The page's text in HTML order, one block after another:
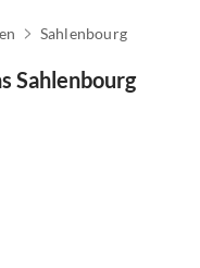
Sahlenbourg
Sahlenbourg